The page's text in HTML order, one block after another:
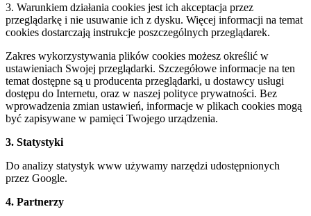
3. Warunkiem działania cookies jest ich akceptacja przez
przeglądarkę i nie usuwanie ich z dysku. Więcej informacji na temat
cookies dostarczają instrukcje poszczególnych przeglądarek.
Zakres wykorzystywania plików cookies możesz określić w
ustawieniach Swojej przeglądarki. Szczegółowe informacje na ten
temat dostępne są u producenta przeglądarki, u dostawcy usługi
dostępu do Internetu, oraz w naszej polityce prywatności. Bez
wprowadzenia zmian ustawień, informacje w plikach cookies mogą
być zapisywane w pamięci Twojego urządzenia.
3. Statystyki
Do analizy statystyk www używamy narzędzi udostępnionych
przez Google.
4. Partnerzy